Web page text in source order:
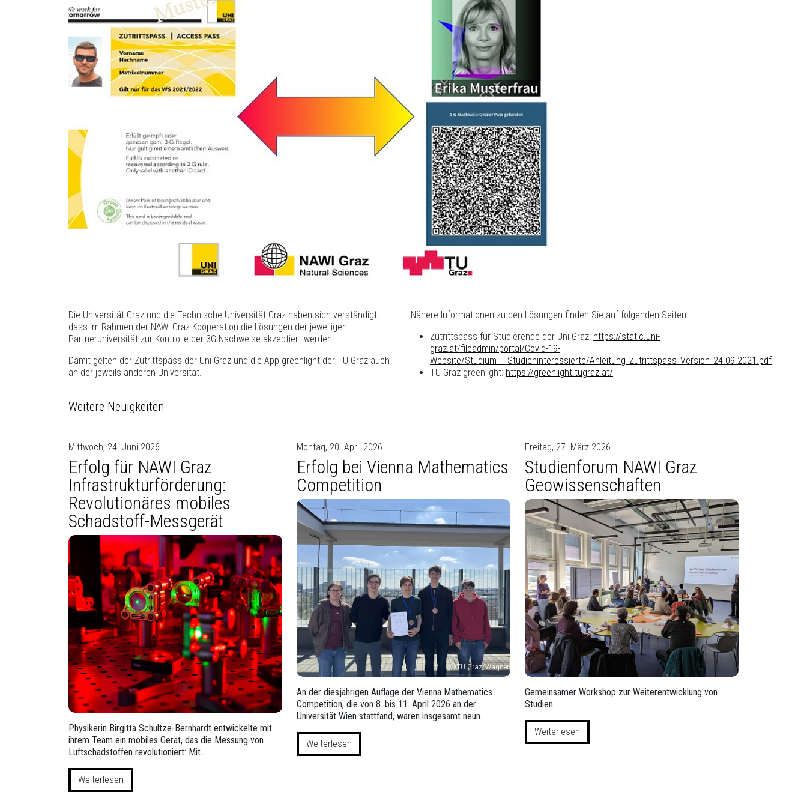
Die Universität Graz und die Technische Universität Graz haben sich verständigt,
dass im Rahmen der NAWI Graz-Kooperation die Lösungen der jeweiligen
Partneruniversität zur Kontrolle der 3G-Nachweise akzeptiert werden.
Damit gelten der Zutrittspass der Uni Graz und die App greenlight der TU Graz auch
an der jeweils anderen Universität.
Nähere Informationen zu den Lösungen finden Sie auf folgenden Seiten:
Zutrittspass für Studierende der Uni Graz: https://static.uni-
graz.at/fileadmin/portal/Covid-19-
Website/Studium___Studieninteressierte/Anleitung_Zutrittspass_Version_24.09.2021.pdf
TU Graz greenlight: https://greenlight.tugraz.at/
Weitere Neuigkeiten
Mittwoch, 24. Juni 2026
Erfolg für NAWI Graz
Infrastrukturförderung:
Revolutionäres mobiles
Schadstoff-Messgerät
Physikerin Birgitta Schultze-Bernhardt entwickelte mit
ihrem Team ein mobiles Gerät, das die Messung von
Luftschadstoffen revolutioniert: Mit…
Weiterlesen
Montag, 20. April 2026
Erfolg bei Vienna Mathematics
Competition
©TU Graz/Wagner
An der diesjährigen Auflage der Vienna Mathematics
Competition, die von 8. bis 11. April 2026 an der
Universität Wien stattfand, waren insgesamt neun…
Weiterlesen
Freitag, 27. März 2026
Studienforum NAWI Graz
Geowissenschaften
Gemeinsamer Workshop zur Weiterentwicklung von
Studien
Weiterlesen